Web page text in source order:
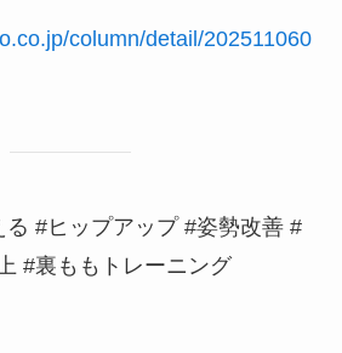
column/detail/202511060
#ヒップアップ #姿勢改善 #
#裏ももトレーニング